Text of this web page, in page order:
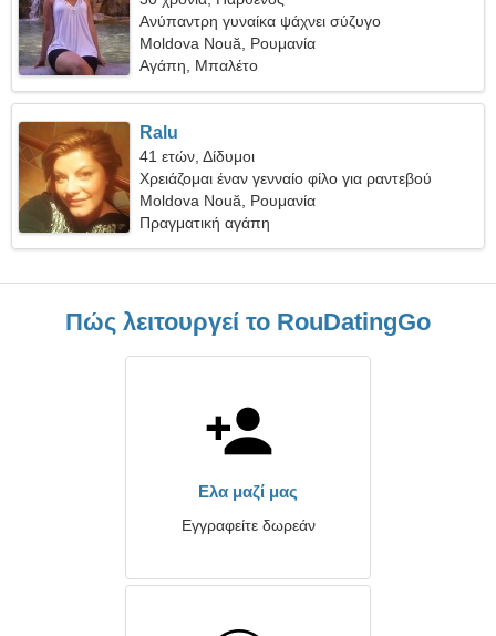
Ανύπαντρη γυναίκα ψάχνει σύζυγο
Moldova Nouă, Ρουμανία
Αγάπη, Μπαλέτο
Ralu
41 ετών, Δίδυμοι
Χρειάζομαι έναν γενναίο φίλο για ραντεβού
Moldova Nouă, Ρουμανία
Πραγματική αγάπη
Πώς λειτουργεί το RouDatingGo
Ελα μαζί μας
Εγγραφείτε δωρεάν